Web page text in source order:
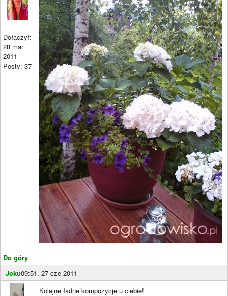
Dołączył:
28 mar
2011
Posty: 37
Do góry
Joku09:51, 27 cze 2011
Kolejne ładne kompozycje u ciebie!